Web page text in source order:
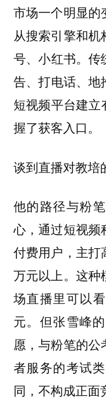
市场一个明显的
从搜索引擎和
号、小红书。
告、打电话、
短视频平台建
握了获客入口。
谈到直播对教培
他的路径与粉
心，通过短视频
付费用户，主打
万元以上。这种
场直播里可以
元。但张雪峰
愿，与粉笔的
者服务的考试
同，不构成正面